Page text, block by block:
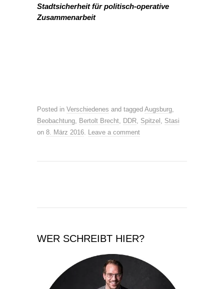
Stadtsicherheit für politisch-operative
Zusammenarbeit
Posted in Verschiedenes and tagged Augsburg
Beobachtung
Bertolt Brecht DDR Spitzel
Stasi
on 8. März 2016 Leave a comment
WER SCHREIBT HIER?